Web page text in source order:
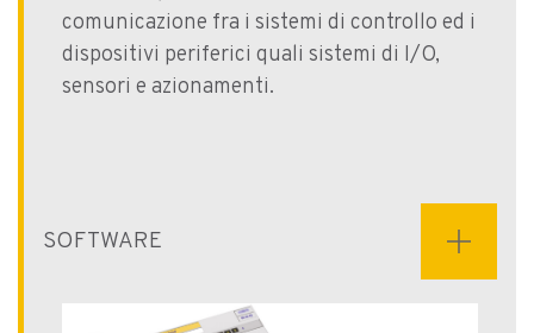
comunicazione fra i sistemi di controllo ed i
dispositivi periferici quali sistemi di I/O,
sensori e azionamenti.
SOFTWARE